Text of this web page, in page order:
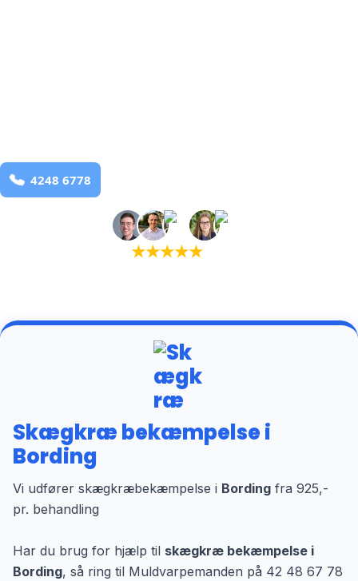
★★★★★
Skægkræ bekæmpelse i
Bording
Vi udfører skægkræbekæmpelse i Bording fra 925,-
pr. behandling
Har du brug for hjælp til skægkræ bekæmpelse i
Bording, så ring til Muldvarpemanden på 42 48 67 78